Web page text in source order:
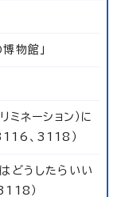
物館」
ミネーション）に
、3118）
どうしたらいい
）